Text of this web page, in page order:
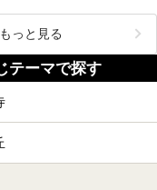
っと見る
テーマで探す